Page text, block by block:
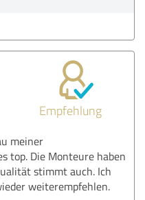
Empfehlung
meiner
top. Die Monteure haben
stimmt auch. Ich
weiterempfehlen.